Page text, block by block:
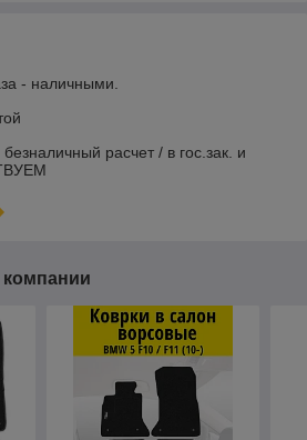
- наличными.
расчет / в гос.зак. и